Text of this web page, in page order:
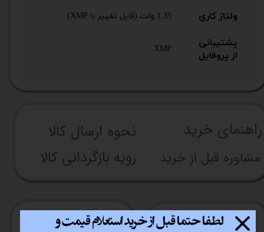
ولتاژ کاری 1.35 ولت (قابل تغییر با XMP)
پشتیبانی
از پروفایل
XMP
راهنما​​​​​​​​​​​​​​ی خرید نحوه ارسال کالا
مشاوره قبل از خرید رویه بازگردانی کالا